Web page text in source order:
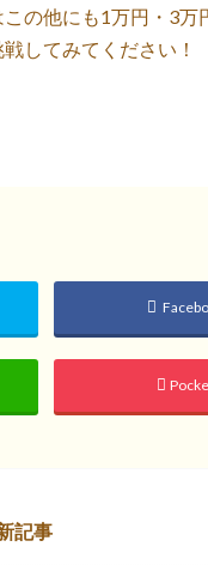
の他にも1万円・3
してみてください！
記事